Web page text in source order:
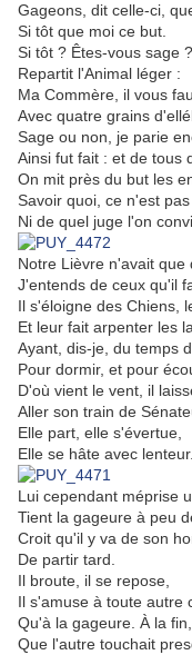
Gageons, dit celle-ci,
Si tôt que moi ce but.
Si tôt ? Êtes-vous sage ?
Repartit l'Animal léger :
Ma Commère, il vous
Avec quatre grains
Sage ou non, je parie
Ainsi fut fait : et de tous
On mit près du but les
Savoir quoi, ce n'est pas
Ni de quel juge l'on
Notre Lièvre n'avait que
J'entends de ceux qu'il
Il s'éloigne des Chiens,
Et leur fait arpenter les
Ayant, dis-je, du temps
Pour dormir, et pour
D'où vient le vent, il
Aller son train de
Elle part, elle s'évertue,
Elle se hâte avec lenteur.
Lui cependant méprise
Tient la gageure à peu
Croit qu'il y va de son
De partir tard.
Il broute, il se repose,
Il s'amuse à toute autre
Qu'à la gageure. À la
Que l'autre touchait